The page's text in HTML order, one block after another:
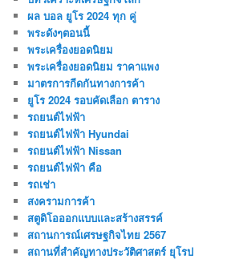
ผล บอล ยูโร 2024 ทุก คู่
พระดังๆตอนนี้
พระเครื่องยอดนิยม
พระเครื่องยอดนิยม ราคาแพง
มาตรการกีดกันทางการค้า
ยูโร 2024 รอบคัดเลือก ตาราง
รถยนต์ไฟฟ้า
รถยนต์ไฟฟ้า Hyundai
รถยนต์ไฟฟ้า Nissan
รถยนต์ไฟฟ้า คือ
รถเช่า
สงครามการค้า
สตูดิโอออกแบบและสร้างสรรค์
สถานการณ์เศรษฐกิจไทย 2567
สถานที่สําคัญทางประวัติศาสตร์ ยุโรป